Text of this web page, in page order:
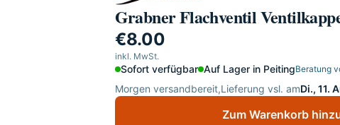
Grabner Flachventil
€8.00
inkl. MwSt.
Sofort verfügbar Auf Lager in PeitingBeratung
Morgen versandbereit,Lieferung vsl. amDi., 11.
Zum Warenkorb